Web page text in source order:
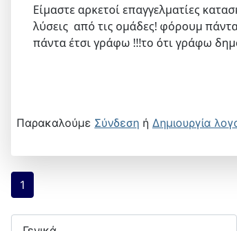
Είμαστε αρκετοί επαγγελματίες
λύσεις από τις ομάδες! φόρουμ
πάντα έτσι γράφω !!!το ότι γράφω
Παρακαλούμε Σύνδεση ή Δημιουργία
1